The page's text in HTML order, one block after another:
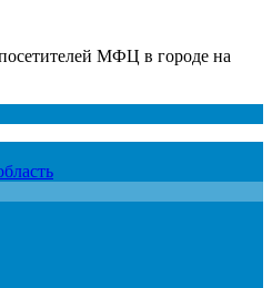
МФЦ в городе на